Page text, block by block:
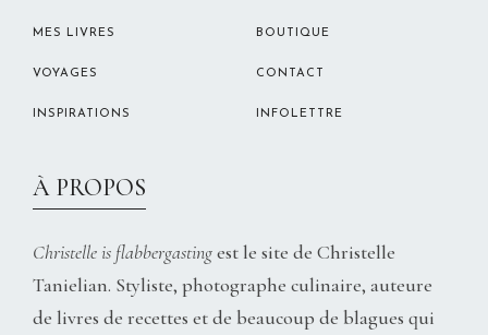
MES LIVRES
VOYAGES
INSPIRATIONS
BOUTIQUE
CONTACT
INFOLETTRE
À PROPOS
Christelle is flabbergastingest le site de Christelle
Tanielian. Styliste, photographe culinaire, auteure
de livres de recettes et de beaucoup de blagues qui